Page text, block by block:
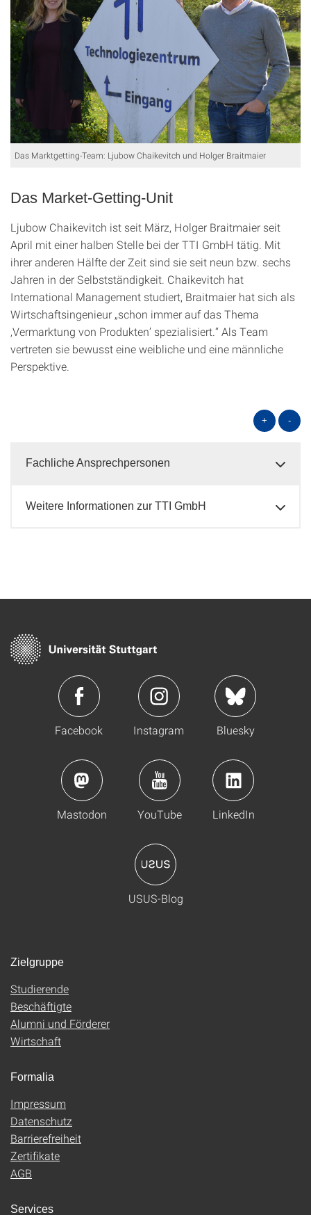
Das Marktgetting-Team: Ljubow Chaikevitch und Holger Braitmaier
Das Market-Getting-Unit
Ljubow Chaikevitch ist seit März, Holger Braitmaier seit
April mit einer halben Stelle bei der TTI GmbH tätig. Mit
ihrer anderen Hälfte der Zeit sind sie seit neun bzw. sechs
Jahren in der Selbstständigkeit. Chaikevitch hat
International Management studiert, Braitmaier hat sich als
Wirtschaftsingenieur „schon immer auf das Thema
‚Vermarktung von Produkten’ spezialisiert.“ Als Team
vertreten sie bewusst eine weibliche und eine männliche
Perspektive.
+ -
Fachliche Ansprechpersonen
Weitere Informationen zur TTI GmbH
Facebook Instagram Bluesky
Mastodon YouTube LinkedIn
USUS-Blog
Zielgruppe
Studierende
Beschäftigte
Alumni und Förderer
Wirtschaft
Formalia
Impressum
Datenschutz
Barrierefreiheit
Zertifikate
AGB
Services